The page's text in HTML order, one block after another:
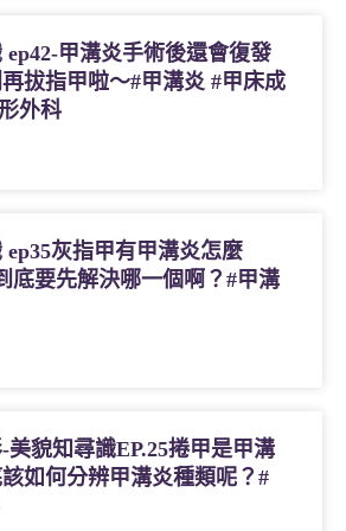
ep42-甲溝炎手術後還會復發
拔指甲啦～#甲溝炎 #甲床成
外科
ep35灰指甲有甲溝炎怎麼
底要先解決哪一個啊？#甲溝
-美貌知尋識EP.25捲甲是甲溝
如何分辨甲溝炎種類呢？#